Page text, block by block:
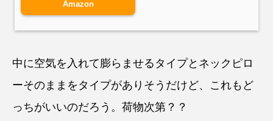
Amazon
中に空気を入れて膨らませるタイプとネックピロ
ーそのままをタイプがありそうだけど、これもど
っちがいいのだろう。荷物次第？？